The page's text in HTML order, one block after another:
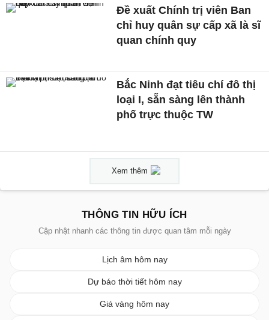
Đề xuất Chính trị viên Ban
chỉ huy quân sự cấp xã là sĩ
quan chính quy
Bắc Ninh đạt tiêu chí đô thị
loại I, sẵn sàng lên thành
phố trực thuộc TW
Xem thêm
THÔNG TIN HỮU ÍCH
Cập nhật nhanh các thông tin được quan tâm mỗi ngày
Lịch âm hôm nay
Dự báo thời tiết hôm nay
Giá vàng hôm nay